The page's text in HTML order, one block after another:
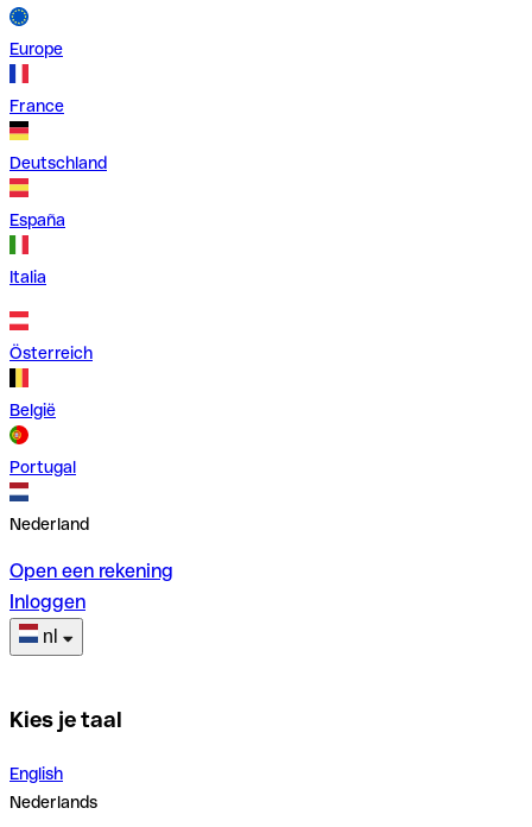
Europe
France
Deutschland
España
Italia
Österreich
België
Portugal
Nederland
Open een rekening
Inloggen
nl
Kies je taal
English
Nederlands